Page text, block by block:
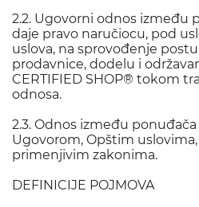
2.2. Ugovorni odnos između
daje pravo naručiocu, pod
uslova, na sprovođenje
prodavnice, dodelu i
CERTIFIED SHOP® tokom
odnosa.
2.3. Odnos između
Ugovorom, Opštim
primenjivim zakonima.
DEFINICIJE POJMOVA